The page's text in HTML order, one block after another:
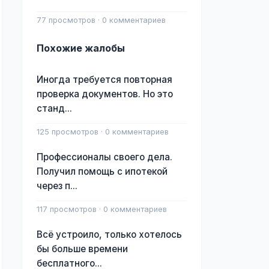
77 просмотров · 0 комментариев
Похожие жалобы
Иногда требуется повторная
проверка документов. Но это
станд...
125 просмотров · 0 комментариев
Профессионалы своего дела.
Получил помощь с ипотекой
через п...
117 просмотров · 0 комментариев
Всё устроило, только хотелось
бы больше времени
бесплатного...